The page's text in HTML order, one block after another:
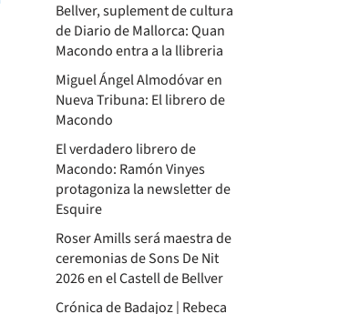
Bellver, suplement de cultura
de Diario de Mallorca: Quan
Macondo entra a la llibreria
Miguel Ángel Almodóvar en
Nueva Tribuna: El librero de
Macondo
El verdadero librero de
Macondo: Ramón Vinyes
protagoniza la newsletter de
Esquire
Roser Amills será maestra de
ceremonias de Sons De Nit
2026 en el Castell de Bellver
Crónica de Badajoz | Rebeca